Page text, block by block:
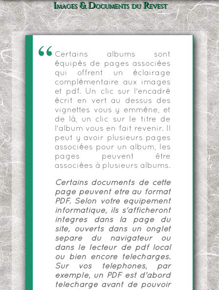
Images & Documents du Revest
Certains albums sont
équipés de pages associées
qui offrent un éclairage
complémentaire aux images
et pdf. Un clic sur l'encadré
écrit en vert au dessus des
vignettes vous y emmène, et
de là, un clic sur le titre de
l'album vous en fait revenir. Il
peut y avoir plusieurs pages
associées pour un album, les
pages peuvent être
associées à plusieurs albums.
Certains documents de cette
page peuvent être au format
PDF. Selon votre équipement
informatique, ils s'afficheront
intégrés dans la page du
site, ouverts dans un onglet
séparé du navigateur ou
dans le lecteur de pdf local
ou bien encore téléchargés.
Sur vos téléphones, par
exemple, un PDF est d'abord
téléchargé avant de pouvoir